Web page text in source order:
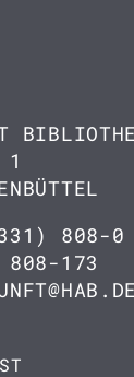
1
808-0
173